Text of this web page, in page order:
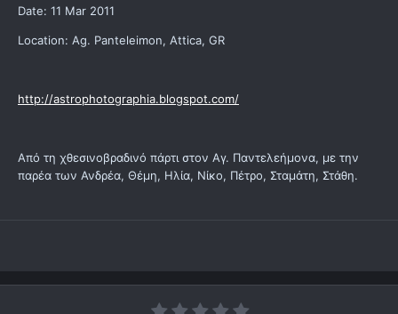
Date: 11 Mar 2011
Location: Ag. Panteleimon, Attica, GR
http://astrophotographia.blogspot.com/
Από τη χθεσινοβραδινό πάρτι στον Αγ. Παντελεήμονα, με την
παρέα των Ανδρέα, Θέμη, Ηλία, Νίκο, Πέτρο, Σταμάτη, Στάθη.